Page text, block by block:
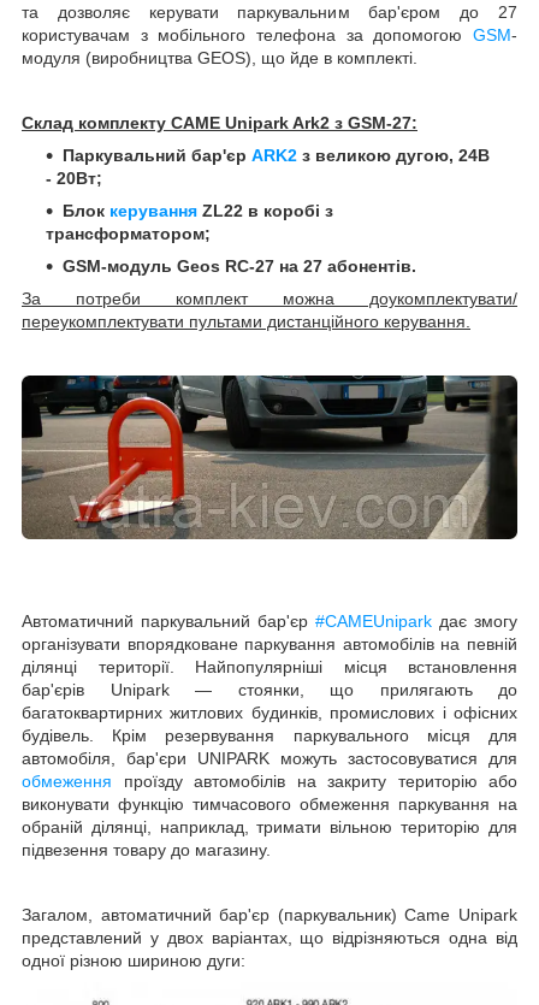
та дозволяє керувати паркувальним бар'єром до 27
користувачам з мобільного телефона за допомогою GSM-
модуля (виробництва GEOS), що йде в комплекті.
Склад комплекту CAME Unipark Ark2 з GSM-27:
Паркувальний бар'єр ARK2 з великою дугою, 24В
- 20Вт;
Блок керування ZL22 в коробі з
трансформатором;
GSM-модуль Geos RC-27 на 27 абонентів.
За потреби комплект можна доукомплектувати/
переукомплектувати пультами дистанційного керування.
Автоматичний паркувальний бар'єр #CAMEUnipark дає змогу
організувати впорядковане паркування автомобілів на певній
ділянці території. Найпопулярніші місця встановлення
бар'єрів Unipark — стоянки, що прилягають до
багатоквартирних житлових будинків, промислових і офісних
будівель. Крім резервування паркувального місця для
автомобіля, бар'єри UNIPARK можуть застосовуватися для
обмеження проїзду автомобілів на закриту територію або
виконувати функцію тимчасового обмеження паркування на
обраній ділянці, наприклад, тримати вільною територію для
підвезення товару до магазину.
Загалом, автоматичний бар'єр (паркувальник)Came Unipark
представлений у двох варіантах, що відрізняються одна від
одної різною шириною дуги: